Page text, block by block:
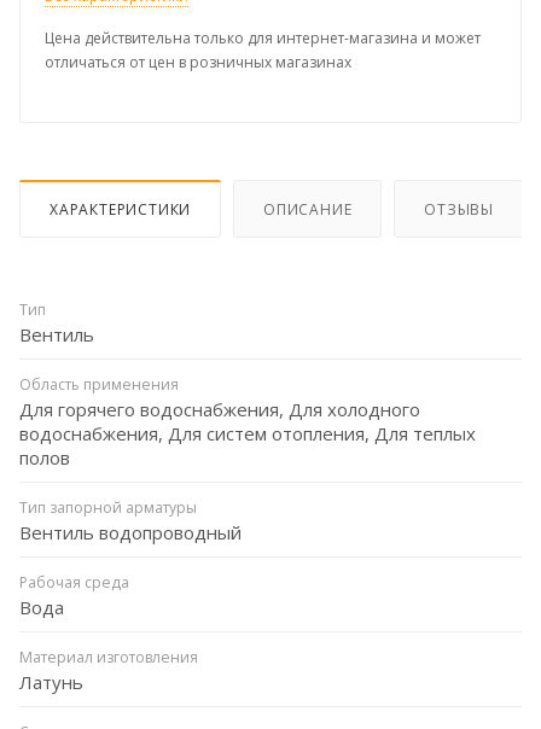
Цена действительна только для интернет-магазина и может
отличаться от цен в розничных магазинах
ХАРАКТЕРИСТИКИ ОПИСАНИЕ ОТЗЫВЫ
Тип
Вентиль
Область применения
Для горячего водоснабжения, Для холодного
водоснабжения, Для систем отопления, Для теплых
полов
Тип запорной арматуры
Вентиль водопроводный
Рабочая среда
Вода
Материал изготовления
Латунь